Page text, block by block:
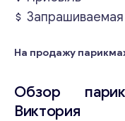
На продажу
Обзор
Виктория